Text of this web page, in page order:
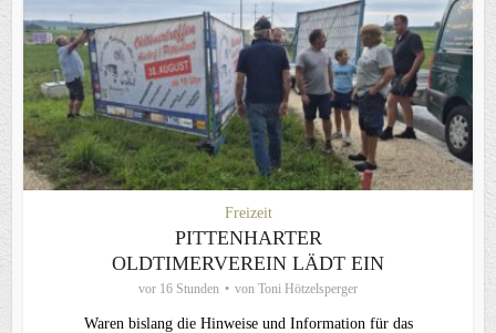
Freizeit
PITTENHARTER
OLDTIMERVEREIN LÄDT EIN
vor 16 Stunden von Toni Hötzelsperger
Waren bislang die Hinweise und Information für das